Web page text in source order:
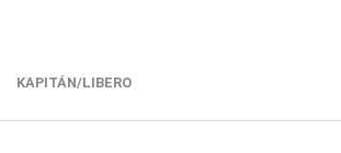
KAPITÁN/LIBERO